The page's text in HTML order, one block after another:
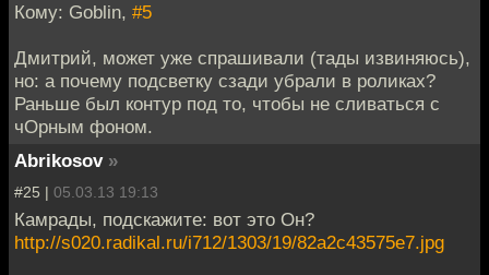
Кому: Goblin, #5
Дмитрий, может уже спрашивали (тады извиняюсь),
но: а почему подсветку сзади убрали в роликах?
Раньше был контур под то, чтобы не сливаться с
чОрным фоном.
Abrikosov »
#25 | 05.03.13 19:13
Камрады, подскажите: вот это Он?
http://s020.radikal.ru/i712/1303/19/82a2c43575e7.jpg